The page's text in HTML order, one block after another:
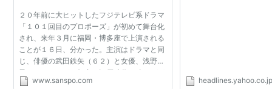
２０年前に大ヒットしたフジテレビ系ドラマ
「１０１回目のプロポーズ」が初めて舞台化
され、来年３月に福岡・博多座で上演される
ことが１６日、分かった。主演はドラマと同
じ、俳優の武田鉄矢（６２）と女優、浅野温
子（５０）だが、舞台を江戸時代に移し、下
級武士とその美しい妻の物語に形を変える。
www.sanspo.com